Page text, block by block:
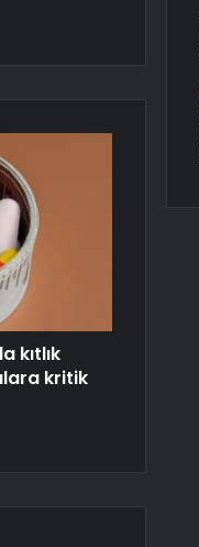
kıtlık
kritik